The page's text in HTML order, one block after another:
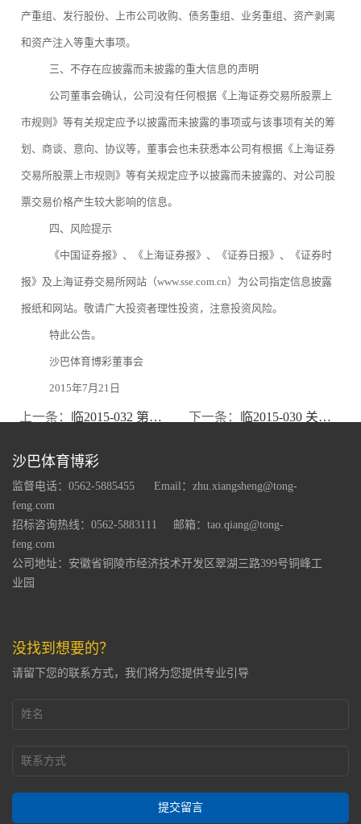
产重组、发行股份、上市公司收购、债务重组、业务重组、资产剥离
和资产注入等重大事项。
三、不存在应披露而未披露的重大信息的声明
公司董事会确认，公司没有任何根据《上海证券交易所股票上
市规则》等有关规定应予以披露而未披露的事项或与该事项有关的筹
划、商谈、意向、协议等，董事会也未获悉本公司有根据《上海证券
交易所股票上市规则》等有关规定应予以披露而未披露的、对公司股
票交易价格产生较大影响的信息。
四、风险提示
《中国证券报》、《上海证券报》、《证券日报》、《证券时
报》及上海证券交易所网站（www.sse.com.cn）为公司指定信息披露
报纸和网站。敬请广大投资者理性投资，注意投资风险。
特此公告。
沙巴体育博彩董事会
2015年7月21日
上一条： 临2015-032 第六届董事会第三十一次会议决议公告 下一条： 临2015-030 关于向远东国际租赁有限公司融资的公告
沙巴体育博彩
监督电话：0562-5885455
Email：zhu.xiangsheng@tong-
feng.com
招标咨询热线：0562-5883111
邮箱：tao.qiang@tong-
feng.com
公司地址：安徽省铜陵市经济技术开发区翠湖三路399号铜峰工
业园
没找到想要的？
请留下您的联系方式，我们将为您提供专业引导
提交留言